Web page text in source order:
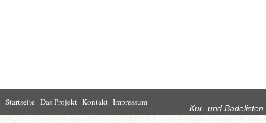
Kur- und Badelisten
Startseite Das Projekt Kontakt Impressum